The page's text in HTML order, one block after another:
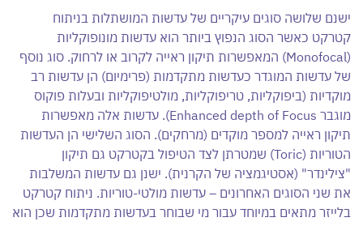
ישנם שלושה סוגים עיקריים של עדשות המושתלות בניתוח
קטרקט כאשר הסוג הנפוץ ביותר הוא עדשות מונופוקליות
(Monofocal) המאפשרות תיקון ראייה לקרוב או לרחוק. סוג נוסף
של עדשות המוגדר כעדשות מתקדמות (פרימיום) הן עדשות רב
מוקדיות (ביפוקליות, טריפוקליות, מולטיפוקליות ובעלות פוקוס
מוגבר Enhanced depth of Focus). עדשות אלה מאפשרות
תיקון ראייה למספר מוקדים (מרחקים). הסוג השלישי הן העדשות
הטוריות (Toric) שמטרתן לצד הטיפול בקטרקט גם תיקון
"צילינדר" (אסטיגמציה של הקרנית). ישנן גם עדשות המשלבות
את שני הסוגים האחרונים – עדשות מולטי-טוריות. ניתוח קטרקט
בלייזר מתאים במיוחד עבור מי שבוחר בעדשות מתקדמות שכן הוא